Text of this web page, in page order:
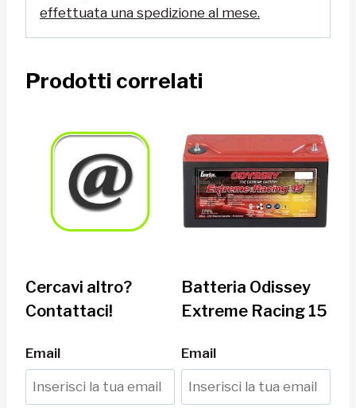
effettuata una spedizione al mese.
Prodotti correlati
Cercavi altro?
Contattaci!
Email
Batteria Odissey
Extreme Racing 15
Email